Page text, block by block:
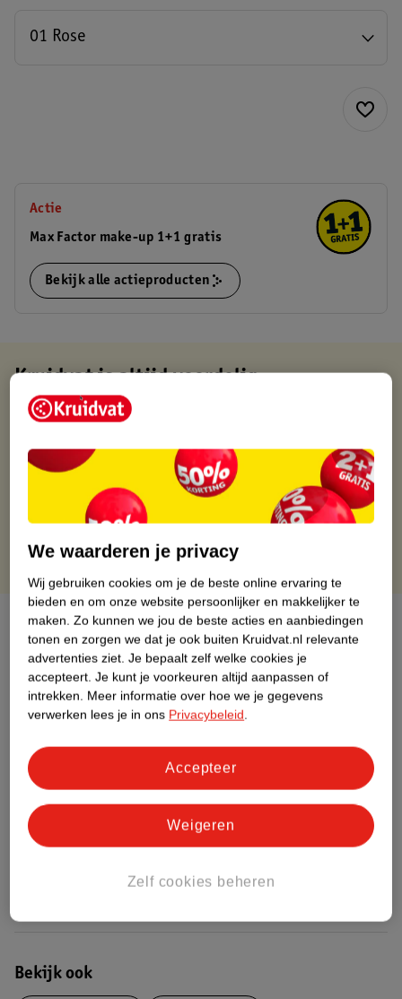
01 Rose
Actie
Max Factor make-up 1+1 gratis
Bekijk alle actieproducten
Kruidvat is altijd voordelig
Gratis ophalen in de winkel
Gratis thuisbezorgd vanaf 50.00
Gratis retourneren binnen 30 dagen
Gratis punten met je Kruidvat kaart
Over dit product
Productinformatie
Etiketinformatie
Nature Impact Score
Meer informatie
Bekijk ook
We waarderen je privacy
Wij gebruiken cookies om je de beste online ervaring te
bieden en om onze website persoonlijker en makkelijker te
maken. Zo kunnen we jou de beste acties en aanbiedingen
tonen en zorgen we dat je ook buiten Kruidvat.nl relevante
advertenties ziet. Je bepaalt zelf welke cookies je
accepteert. Je kunt je voorkeuren altijd aanpassen of
intrekken. Meer informatie over hoe we je gegevens
verwerken lees je in ons Privacybeleid.
Zelf cookies beheren
Weigeren
Accepteer